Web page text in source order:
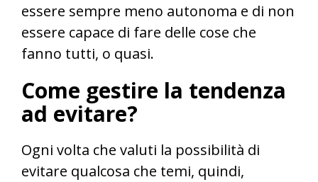
essere sempre meno autonoma e di non
essere capace di fare delle cose che
fanno tutti, o quasi.
Come gestire la tendenza
ad evitare?
Ogni volta che valuti la possibilità di
evitare qualcosa che temi, quindi,